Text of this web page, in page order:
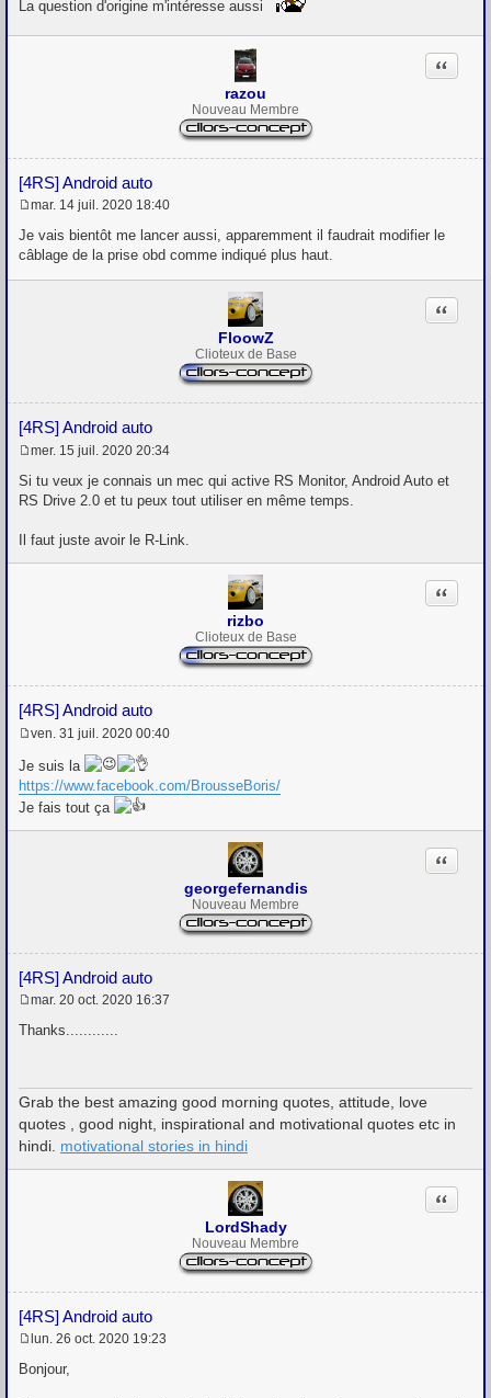
a
La question d'origine m'intéresse aussi
razou
Nouveau Membre
[4RS] Android auto
Citation
e
s
s
a
mar. 14 juil. 2020 18:40
Je vais bientôt me lancer aussi, apparemment il faudrait modifier le
câblage de la prise obd comme indiqué plus haut.
FloowZ
Clioteux de Base
[4RS] Android auto
Citation
e
s
s
g
mer. 15 juil. 2020 20:34
Si tu veux je connais un mec qui active RS Monitor, Android Auto et
RS Drive 2.0 et tu peux tout utiliser en même temps.
Il faut juste avoir le R-Link.
rizbo
Clioteux de Base
[4RS] Android auto
Citation
e
s
s
a
ven. 31 juil. 2020 00:40
Je suis la
https://www.facebook.com/BrousseBoris/
Je fais tout ça
georgefernandis
Nouveau Membre
[4RS] Android auto
Citation
e
g
e
mar. 20 oct. 2020 16:37
Thanks............
Grab the best amazing good morning quotes, attitude, love
quotes , good night, inspirational and motivational quotes etc in
hindi. motivational stories in hindi
LordShady
Nouveau Membre
[4RS] Android auto
Citation
e
lun. 26 oct. 2020 19:23
Bonjour,